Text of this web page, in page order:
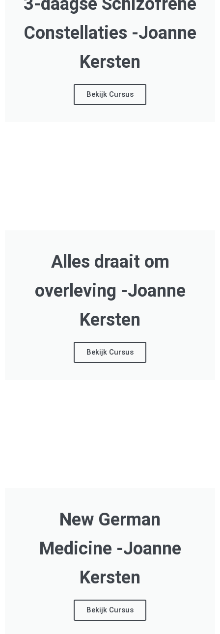
Constellaties -Joanne
Kersten
Bekijk Cursus
Alles draait om
overleving -Joanne
Kersten
Bekijk Cursus
New German
Medicine -Joanne
Kersten
Bekijk Cursus